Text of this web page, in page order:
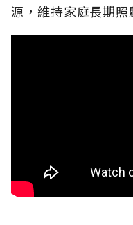
源，維持家庭長期照